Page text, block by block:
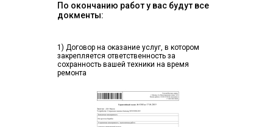
По окончанию работ у вас будут все
докменты:
1) Договор на оказание услуг, в котором
закрепляется ответственность за
сохранность вашей техники на время
ремонта